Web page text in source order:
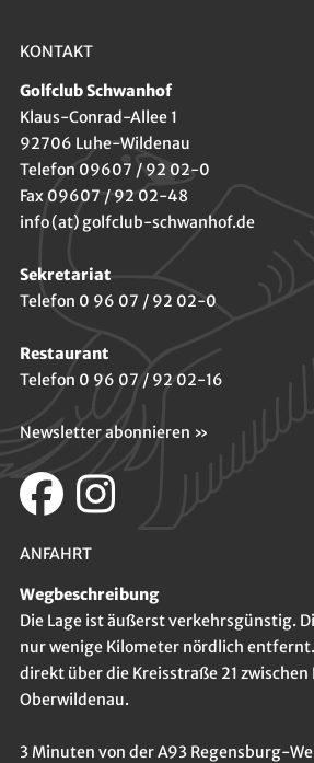
KONTAKT
Golfclub Schwanhof
Klaus-Conrad-Allee 1
92706 Luhe-Wildenau
Telefon 09607 / 92 02-0
Fax 09607 / 92 02-48
info (at) golfclub-schwanhof.de
Sekretariat
Telefon 0 96 07 / 92 02-0
Restaurant
Telefon 0 96 07 / 92 02-16
Newsletter abonnieren »
ANFAHRT
Wegbeschreibung
Die Lage ist äußerst verkehrsgünstig.
nur wenige Kilometer nördlich
direkt über die Kreisstraße 21
Oberwildenau.
3 Minuten von der A93 Regensburg-